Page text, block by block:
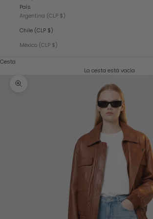
País
Argentina (CLP $)
Chile (CLP $)
México (CLP $)
Cesta
La cesta está vacía
Zoom